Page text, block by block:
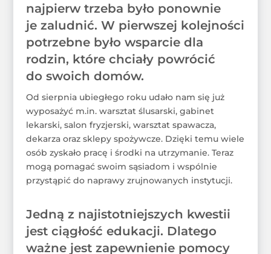
najpierw trzeba było ponownie
je zaludnić. W pierwszej kolejności
potrzebne było wsparcie dla
rodzin, które chciały powrócić
do swoich domów.
Od sierpnia ubiegłego roku udało nam się już
wyposażyć m.in. warsztat ślusarski, gabinet
lekarski, salon fryzjerski, warsztat spawacza,
dekarza oraz sklepy spożywcze. Dzięki temu wiele
osób zyskało pracę i środki na utrzymanie. Teraz
mogą pomagać swoim sąsiadom i wspólnie
przystąpić do naprawy zrujnowanych instytucji.
Jedną z najistotniejszych kwestii
jest ciągłość edukacji. Dlatego
ważne jest zapewnienie pomocy